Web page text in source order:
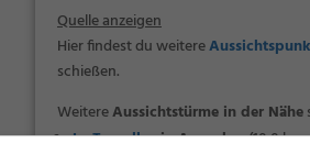
Quelle anzeigen
Hier findest du weitere
schießen.
WeitereAussichtstürme in der Nähe
La Tornallazin Avenches(10,0